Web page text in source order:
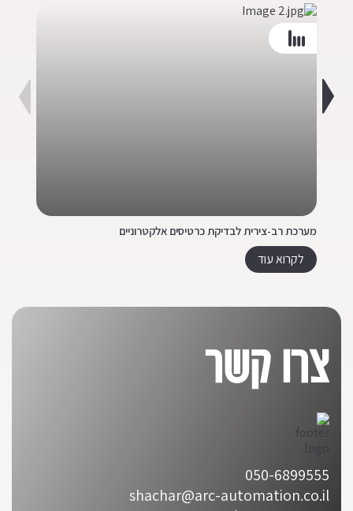
מערכת רב-צירית לבדיקת כרטיסים אלקטרוניים
לקרוא עוד
צרו קשר
050-6899555
shachar@arc-automation.co.il